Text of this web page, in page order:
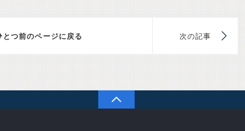
前のページに戻る 次